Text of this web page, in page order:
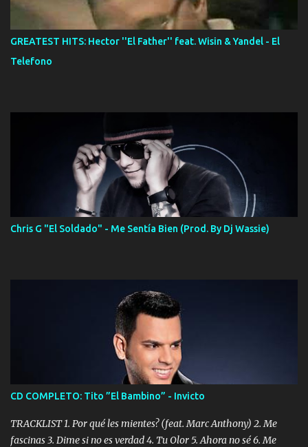
GREATEST HITS: Hector ''El Father'' feat. Wisin & Yandel - El
Telefono
Chris G "El Soldado" - Me Sentía Bien (Prod. By Dj Wassie)
CD COMPLETO: Tito ”El Bambino” - Invicto
TRACKLIST 1. Por qué les mientes? (feat. Marc Anthony) 2. Me
fascinas 3. Dime si no es verdad 4. Tu Olor 5. Ahora no sé 6. Me